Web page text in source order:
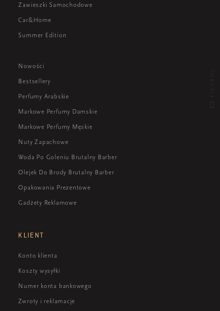
Zawieszki Samochodowe
Car&Home
Summer Edition
Nowości
Bestsellery
Perfumy Arabskie
Markowe Perfumy Damskie
Markowe Perfumy Męskie
Nuty Zapachowe
Woda Po Goleniu Brutalny Barber
Olejek Do Brody Brutalny Barber
Opakowania Prezentowe
Gadżety Reklamowe
KLIENT
Konto klienta
Koszty wysyłki
Numer konta bankowego
Zwroty i reklamacje